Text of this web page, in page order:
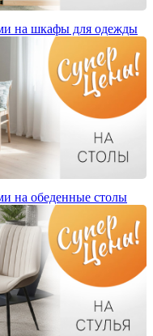
на шкафы для одежды
на обеденные столы